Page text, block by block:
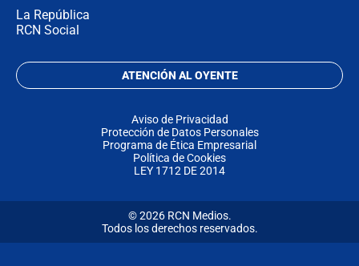
La República
RCN Social
ATENCIÓN AL OYENTE
Aviso de Privacidad
Protección de Datos Personales
Programa de Ética Empresarial
Política de Cookies
LEY 1712 DE 2014
© 2026 RCN Medios.
Todos los derechos reservados.